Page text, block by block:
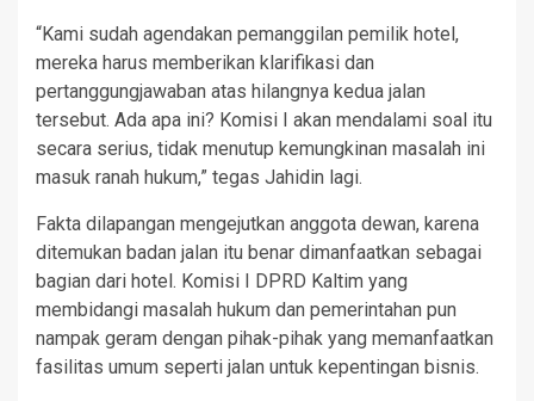
“Kami sudah agendakan pemanggilan pemilik hotel,
mereka harus memberikan klarifikasi dan
pertanggungjawaban atas hilangnya kedua jalan
tersebut. Ada apa ini? Komisi I akan mendalami soal itu
secara serius, tidak menutup kemungkinan masalah ini
masuk ranah hukum,” tegas Jahidin lagi.
Fakta dilapangan mengejutkan anggota dewan, karena
ditemukan badan jalan itu benar dimanfaatkan sebagai
bagian dari hotel. Komisi I DPRD Kaltim yang
membidangi masalah hukum dan pemerintahan pun
nampak geram dengan pihak-pihak yang memanfaatkan
fasilitas umum seperti jalan untuk kepentingan bisnis.